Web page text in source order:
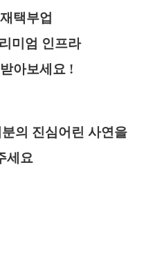
택부업
미엄 인프라
아보세요 !
의 진심어린 사연을
세요